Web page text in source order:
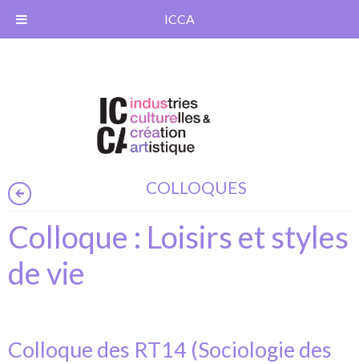
COLLOQUES
Colloque : Loisirs et styles
de vie
Colloque des RT14 (Sociologie des
ICCA